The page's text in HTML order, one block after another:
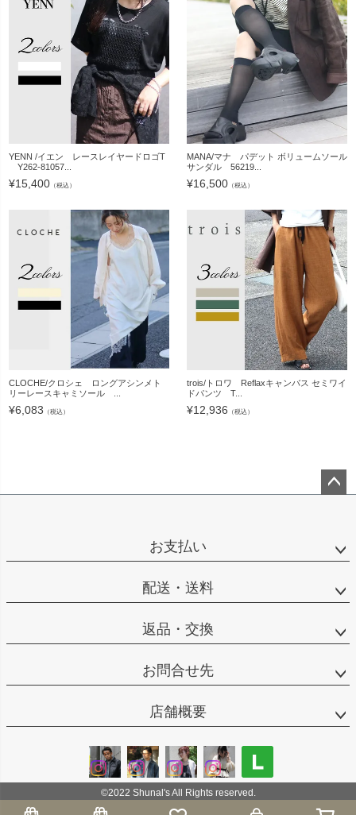
YENN /イエン レースレイヤードロゴT
Y262-81057...
¥15,400 （税込）
MANA/マナ パデット ボリュームソール
サンダル 56219...
¥16,500 （税込）
CLOCHE/クロシェ ロングアシンメト
リーレースキャミソール ...
¥6,083 （税込）
trois/トロワ Reflaxキャンバス セミワイ
ドパンツ T...
¥12,936 （税込）
お支払い
配送・送料
返品・交換
お問合せ先
店舗概要
©2022 Shunal's All Rights reserved.